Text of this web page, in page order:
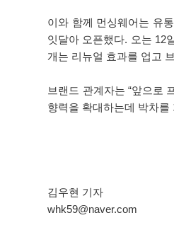
이와 함께 먼싱웨어는 유
잇달아 오픈했다. 오는 12
개는 리뉴얼 효과를 업고
브랜드 관계자는 “앞으로
향력을 확대하는데 박차를
김우현 기자
whk59@naver.com